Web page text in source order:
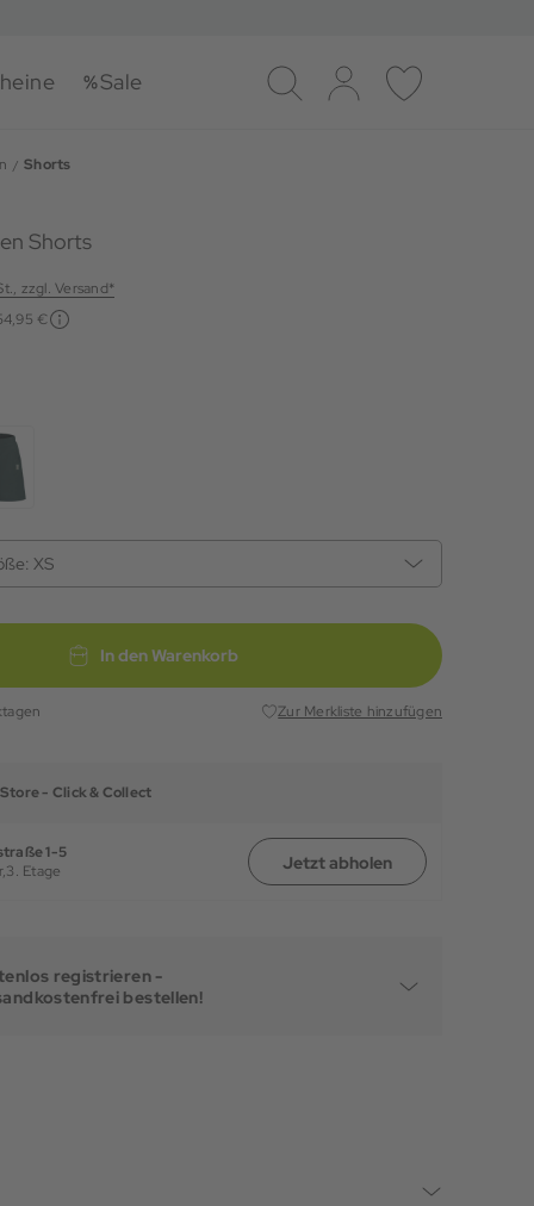
Sale
Suche Log-in Merkliste
Shorts
Shorts
zzgl. Versand*
€
XS
In den Warenkorb
Zur Merkliste hinzufügen
- Click & Collect
1-5
3. Etage Jetzt abholen
registrieren -
bestellen!